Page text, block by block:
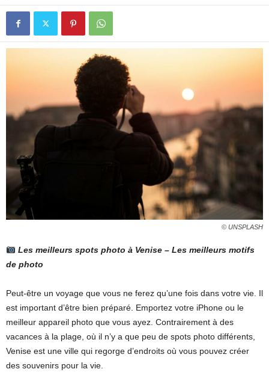
© UNSPLASH
Les meilleurs spots photo à Venise – Les meilleurs motifs
de photo
Peut-être un voyage que vous ne ferez qu’une fois dans votre vie. Il
est important d’être bien préparé. Emportez votre iPhone ou le
meilleur appareil photo que vous ayez. Contrairement à des
vacances à la plage, où il n’y a que peu de spots photo différents,
Venise est une ville qui regorge d’endroits où vous pouvez créer
des souvenirs pour la vie.